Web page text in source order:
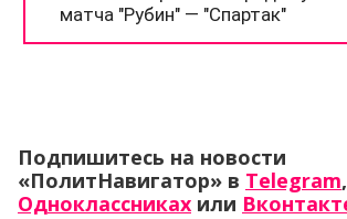
Подпишитесь на новости
«ПолитНавигатор» в Telegram,
Одноклассниках или